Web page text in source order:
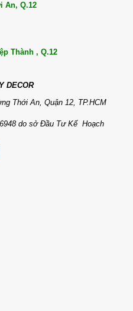
An, Q.12
Thành , Q.12
DECOR
Thới An, Quận 12, TP.HCM
do sở Đầu Tư Kế Hoạch